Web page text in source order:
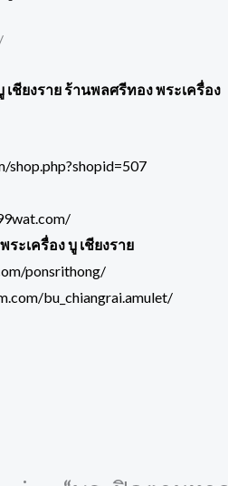
เชียงราย ร้านพลศรีทอง พระเครื่อง
shop.php?shopid=507
ะเครื่อง บู เชียงราย
ponsrithong/
bu_chiangrai.amulet/